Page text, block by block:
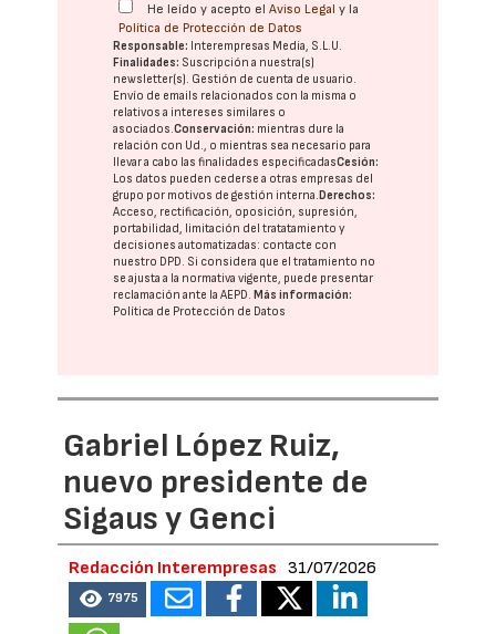
He leído y acepto elAviso Legal y la
Política de Protección de Datos
Responsable: Interempresas Media, S.L.U.
Finalidades: Suscripción a nuestra(s)
newsletter(s). Gestión de cuenta de usuario.
Envío de emails relacionados con la misma o
relativos a intereses similares o
asociados.Conservación: mientras dure la
relación con Ud., o mientras sea necesario para
llevar a cabo las finalidades especificadasCesión:
Los datos pueden cederse a otras empresas del
grupo por motivos de gestión interna. Derechos:
Acceso, rectificación, oposición, supresión,
portabilidad, limitación del tratatamiento y
decisiones automatizadas: contacte con
nuestro DPD. Si considera que el tratamiento no
se ajusta a la normativa vigente, puede presentar
reclamación ante laAEPD. Más información:
Política de Protección de Datos
Gabriel López Ruiz,
nuevo presidente de
Sigaus y Genci
Redacción Interempresas 31/07/2026
7975